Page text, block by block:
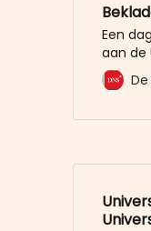
Een
aan de
scherp
door
pro-